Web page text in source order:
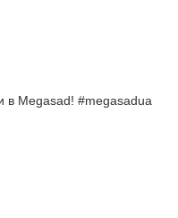
в Megasad! #megasadua